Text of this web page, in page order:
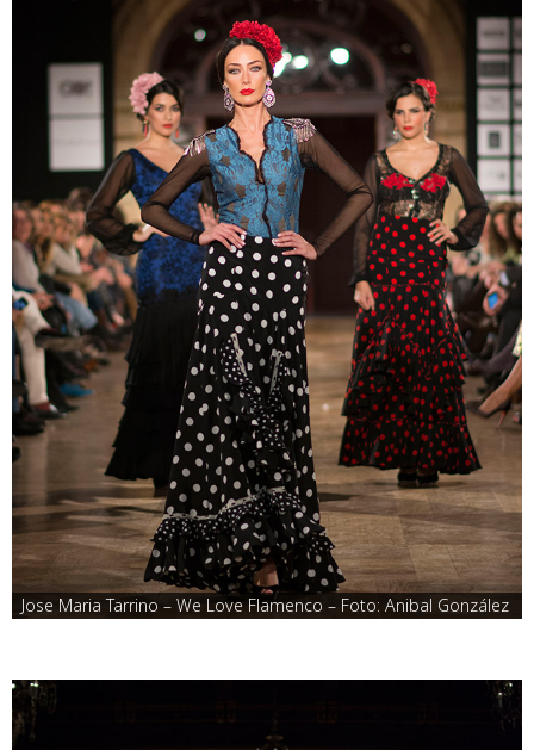
Jose Maria Tarrino – We Love Flamenco – Foto: Anibal González